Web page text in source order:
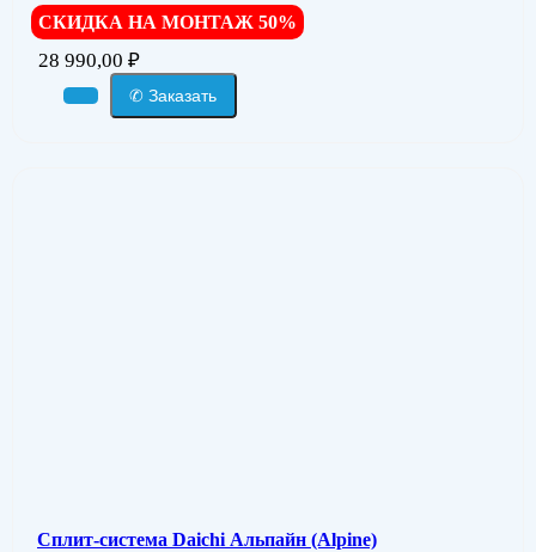
СКИДКА НА МОНТАЖ 50%
28 990,00 ₽
✆ Заказать
Сплит-система Daichi Альпайн (Alpine)